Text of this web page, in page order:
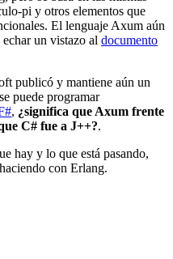
pi y otros elementos que
El lenguaje Axum aún
un vistazo al documento
publicó y mantiene aún un
puede programar
, ¿significa que Axum frente
C# fue a J++?.
hay y lo que está pasando,
con Erlang.